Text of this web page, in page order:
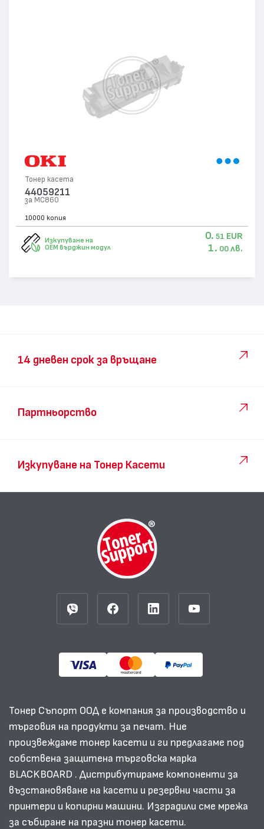
Тонер касета
44059211
за MC860
10000 копия
Изкупуване на
OEM върджин модул
0. 51 EUR
1. 00 лв.
14 дневен срок за връщане
Партньорство
Изкупуване на Тонер Касети
Тонер Съпорт ООД е компания за производство и
търговия на продукти за печат. Ние
произвеждаме тонер касети и ги предлагаме под
собствена защитена търговска марка
BLACKBOARD . Дистрибутираме компоненти за
възстановяване на касети и резервни части за
принтери и копирни машини. Изградили сме мрежа
за събиране на празни тонер касети.